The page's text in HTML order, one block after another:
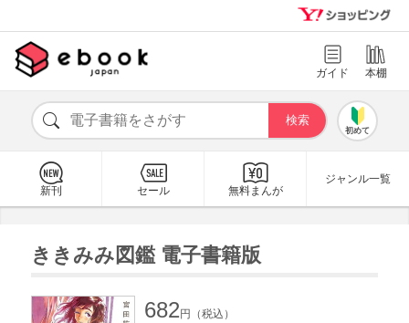
ガイド 本棚
初めて
新刊 セール 無料まんが
ジャンル一覧
ききみみ図鑑 電子書籍版
682 円（税込）